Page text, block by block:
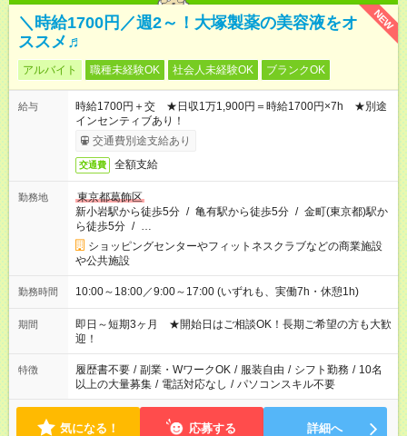
NEW
＼時給1700円／週2～！大塚製薬の美容液をオ
ススメ♬
アルバイト 職種未経験OK 社会人未経験OK ブランクOK
給与
時給1700円＋交 ★日収1万1,900円＝時給1700円×7h ★別途
インセンティブあり！
交通費別途支給あり
交通費 全額支給
勤務地
東京都葛飾区
新小岩駅から徒歩5分 / 亀有駅から徒歩5分 / 金町(東京都)駅か
ら徒歩5分 / …
ショッピングセンターやフィットネスクラブなどの商業施設
や公共施設
勤務時間 10:00～18:00／9:00～17:00 (いずれも、実働7h・休憩1h)
期間
即日～短期3ヶ月 ★開始日はご相談OK！長期ご希望の方も大歓
迎！
特徴 履歴書不要 / 副業・WワークOK / 服装自由 / シフト勤務 / 10名
以上の大量募集 / 電話対応なし / パソコンスキル不要
気になる！ 応募する 詳細へ